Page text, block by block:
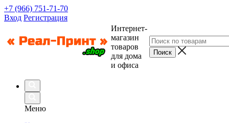
+7 (966) 751-71-70
Вход Регистрация
Интернет-
магазин
товаров
для дома
и офиса
Меню